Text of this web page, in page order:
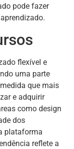
pode fazer
flexível e
uma parte
que mais
e adquirir
como design
dos
plataforma
reflete a